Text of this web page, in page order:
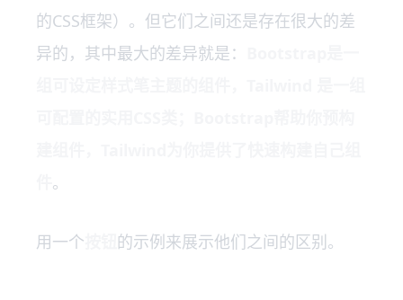
的CSS框架）。但它们之间还是存在很大的差
异的，其中最大的差异就是：
。
用一个 的示例来展示他们之间的区别。